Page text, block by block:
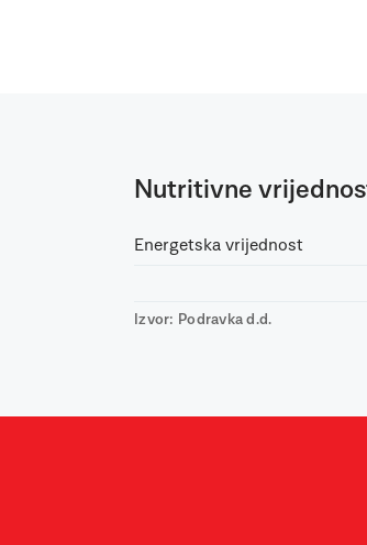
Nutritivne
Energetska vrijednost
Izvor: Podravka d.d.